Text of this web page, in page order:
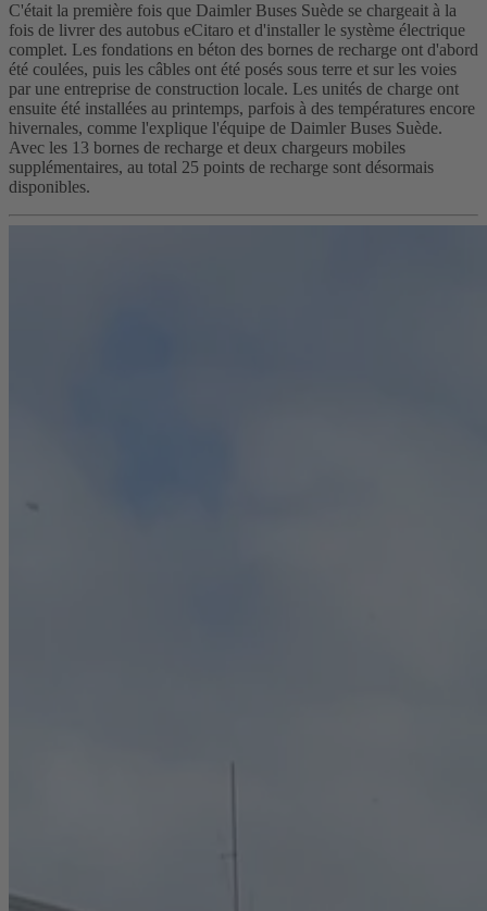
C'était la première fois que Daimler Buses Suède se chargeait à la
fois de livrer des autobus eCitaro et d'installer le système électrique
complet. Les fondations en béton des bornes de recharge ont d'abord
été coulées, puis les câbles ont été posés sous terre et sur les voies
par une entreprise de construction locale. Les unités de charge ont
ensuite été installées au printemps, parfois à des températures encore
hivernales, comme l'explique l'équipe de Daimler Buses Suède.
Avec les 13 bornes de recharge et deux chargeurs mobiles
supplémentaires, au total 25 points de recharge sont désormais
disponibles.